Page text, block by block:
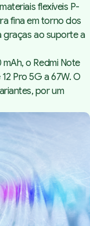
flexíveis P-
fina em torno dos
graças ao suporte a
o Redmi Note
Pro 5G a 67W. O
por um